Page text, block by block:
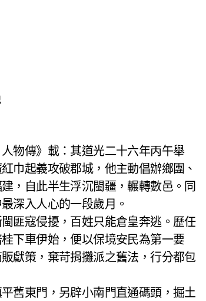
物傳》載：其道光二十六年丙午舉
巾起義攻破郡城，他主動倡辦鄉團、
，自此半生浮沉閩疆，輾轉數邑。同
深入人心的一段歲月。
匪寇侵擾，百姓只能倉皇奔逃。歷任
下車伊始，便以保境安民為第一要
獻策，棄苛捐攤派之舊法，行分都包
舊東門，另辟小南門直通碼頭，掘土